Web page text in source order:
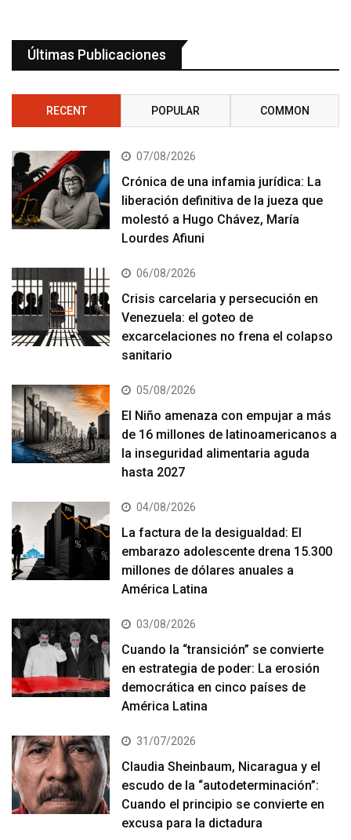
Últimas Publicaciones
RECENT POPULAR COMMON
07/08/2026
Crónica de una infamia jurídica: La
liberación definitiva de la jueza que
molestó a Hugo Chávez, María
Lourdes Afiuni
06/08/2026
Crisis carcelaria y persecución en
Venezuela: el goteo de
excarcelaciones no frena el colapso
sanitario
05/08/2026
El Niño amenaza con empujar a más
de 16 millones de latinoamericanos a
la inseguridad alimentaria aguda
hasta 2027
04/08/2026
La factura de la desigualdad: El
embarazo adolescente drena 15.300
millones de dólares anuales a
América Latina
03/08/2026
Cuando la “transición” se convierte
en estrategia de poder: La erosión
democrática en cinco países de
América Latina
31/07/2026
Claudia Sheinbaum, Nicaragua y el
escudo de la “autodeterminación”:
Cuando el principio se convierte en
excusa para la dictadura